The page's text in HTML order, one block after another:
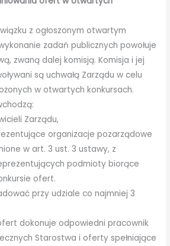
z ogłoszonym otwartym
zadań publicznych powołuje
zwaną dalej komisją. Komisja i jej
są uchwałą Zarządu w celu
w otwartych konkursach.
Zarządu,
organizacje pozarządowe
w art. 3 ust. 3 ustawy, z
podmioty biorące
ofert.
przy udziale co najmniej 3
dokonuje odpowiedni pracownik
Starostwa i oferty spełniające